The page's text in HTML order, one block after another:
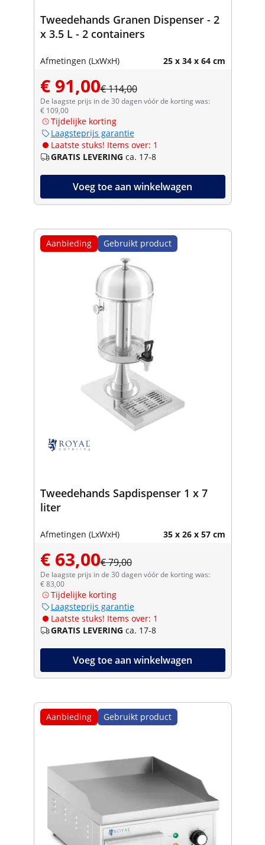
Tweedehands Granen Dispenser - 2
x 3.5 L - 2 containers
Afmetingen (LxWxH) 25 x 34 x 64 cm
€ 91,00€ 114,00
De laagste prijs in de 30 dagen vóór de korting was:
€ 109,00
Tijdelijke korting
Laagsteprijs garantie
Laatste stuks! Items over: 1
GRATIS LEVERING ca. 17-8
Voeg toe aan winkelwagen
Aanbieding Gebruikt product
Tweedehands Sapdispenser 1 x 7
liter
Afmetingen (LxWxH) 35 x 26 x 57 cm
€ 63,00€ 79,00
De laagste prijs in de 30 dagen vóór de korting was:
€ 83,00
Tijdelijke korting
Laagsteprijs garantie
Laatste stuks! Items over: 1
GRATIS LEVERING ca. 17-8
Voeg toe aan winkelwagen
Aanbieding Gebruikt product